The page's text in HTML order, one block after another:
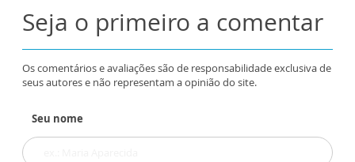
Seja o primeiro a comentar
Os comentários e avaliações são de responsabilidade exclusiva de
seus autores e não representam a opinião do site.
Seu nome